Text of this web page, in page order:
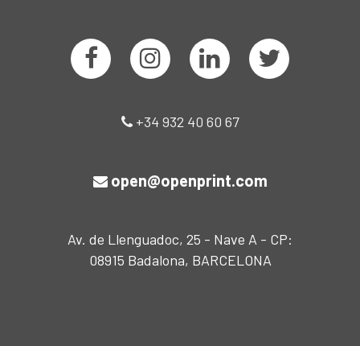
+34 932 40 60 67
open@openprint.com
Av. de Llenguadoc, 25 - Nave A - CP:
08915 Badalona, BARCELONA